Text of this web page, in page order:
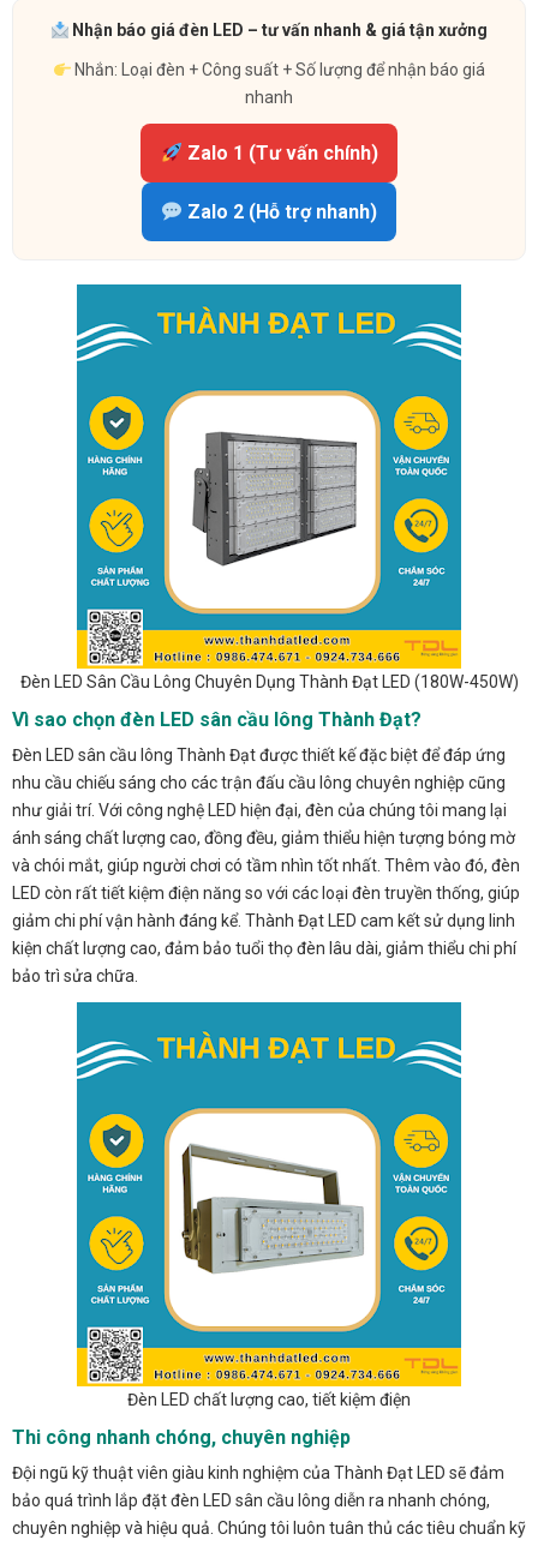
Nhận báo giá đèn LED – tư vấn nhanh & giá tận xưởng
Nhắn: Loại đèn + Công suất + Số lượng để nhận báo giá
nhanh
Zalo 1 (Tư vấn chính)
Zalo 2 (Hỗ trợ nhanh)
Đèn LED Sân Cầu Lông Chuyên Dụng Thành Đạt LED (180W-450W)
Vì sao chọn đèn LED sân cầu lông Thành Đạt?
Đèn LED sân cầu lông Thành Đạt được thiết kế đặc biệt để đáp ứng
nhu cầu chiếu sáng cho các trận đấu cầu lông chuyên nghiệp cũng
như giải trí. Với công nghệ LED hiện đại, đèn của chúng tôi mang lại
ánh sáng chất lượng cao, đồng đều, giảm thiểu hiện tượng bóng mờ
và chói mắt, giúp người chơi có tầm nhìn tốt nhất. Thêm vào đó, đèn
LED còn rất tiết kiệm điện năng so với các loại đèn truyền thống, giúp
giảm chi phí vận hành đáng kể. Thành Đạt LED cam kết sử dụng linh
kiện chất lượng cao, đảm bảo tuổi thọ đèn lâu dài, giảm thiểu chi phí
bảo trì sửa chữa.
Đèn LED chất lượng cao, tiết kiệm điện
Thi công nhanh chóng, chuyên nghiệp
Đội ngũ kỹ thuật viên giàu kinh nghiệm của Thành Đạt LED sẽ đảm
bảo quá trình lắp đặt đèn LED sân cầu lông diễn ra nhanh chóng,
chuyên nghiệp và hiệu quả. Chúng tôi luôn tuân thủ các tiêu chuẩn kỹ